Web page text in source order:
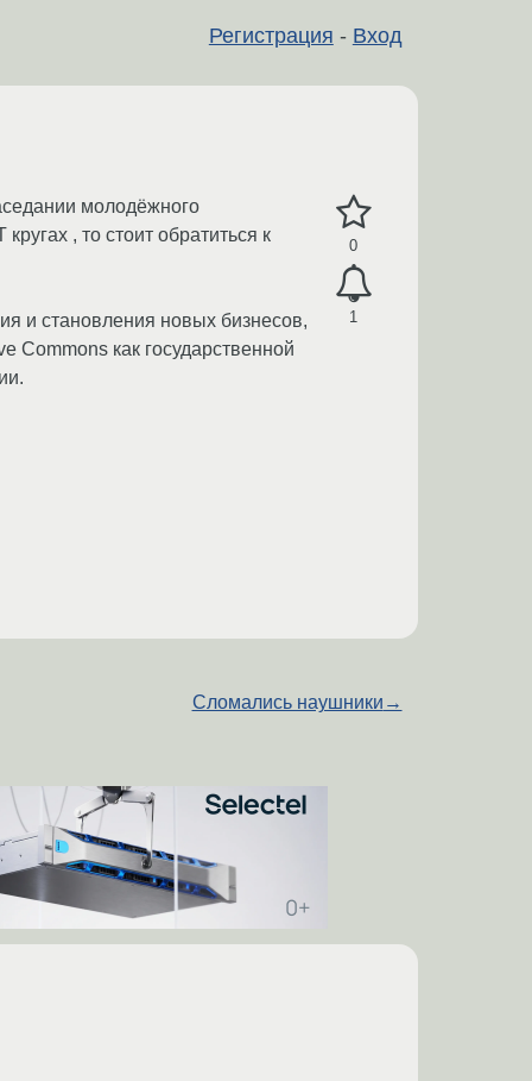
Регистрация - Вход
0
1
молодёжного
, то стоит обратиться к
и становления новых бизнесов,
Commons как государственной
Сломались наушники →